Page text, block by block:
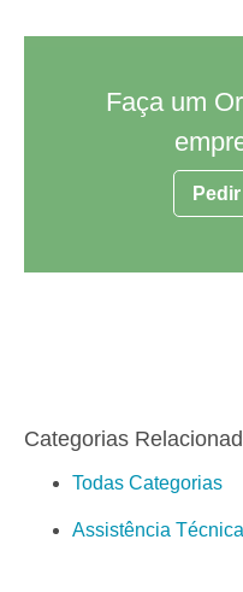
Faça um
Categorias
Todas Categorias
Assistência Técnica